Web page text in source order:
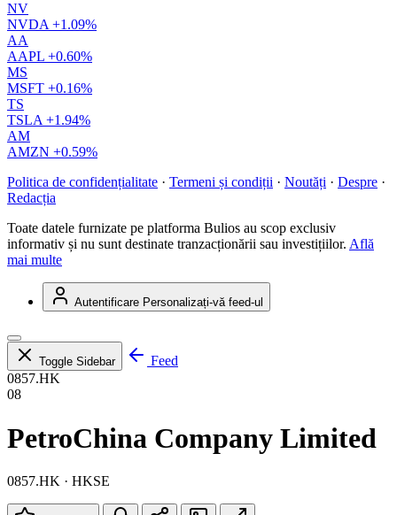
NV
NVDA +1.09%
AA
AAPL +0.60%
MS
MSFT +0.16%
TS
TSLA +1.94%
AM
AMZN +0.59%
Politica de confidențialitate · Termeni și condiții · Noutăți · Despre ·
Redacția
Toate datele furnizate pe platforma Bulios au scop exclusiv
informativ și nu sunt destinate tranzacționării sau investițiilor. Află
mai multe
Autentificare Personalizați-vă feed-ul
Toggle Sidebar
Feed
0857.HK
08
PetroChina Company Limited
0857.HK · HKSE